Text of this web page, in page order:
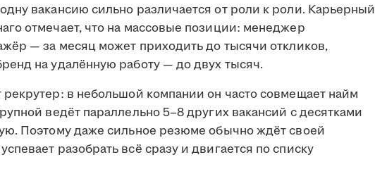
вакансию сильно различается от роли к роли. Карьерный
отмечает, что на массовые позиции: менеджер
— за месяц может приходить до тысячи откликов,
на удалённую работу — до двух тысяч.
рекрутер: в небольшой компании он часто совмещает найм
ведёт параллельно 5–8 других вакансий с десятками
Поэтому даже сильное резюме обычно ждёт своей
разобрать всё сразу и двигается по списку